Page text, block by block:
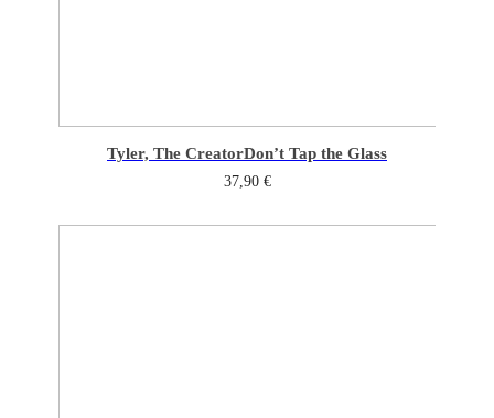
Tyler, The CreatorDon’t Tap the Glass
37,90 €